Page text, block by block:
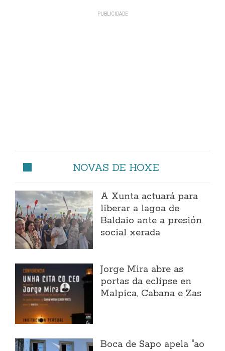
NOVAS DE HOXE
A Xunta actuará para
liberar a lagoa de
Baldaio ante a presión
social xerada
Jorge Mira abre as
portas da eclipse en
Malpica, Cabana e Zas
Boca de Sapo apela "ao